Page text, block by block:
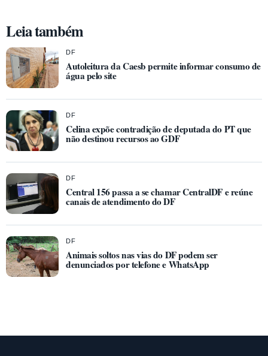
Leia também
DF
Autoleitura da Caesb permite informar consumo de
água pelo site
DF
Celina expõe contradição de deputada do PT que
não destinou recursos ao GDF
DF
Central 156 passa a se chamar CentralDF e reúne
canais de atendimento do DF
DF
Animais soltos nas vias do DF podem ser
denunciados por telefone e WhatsApp